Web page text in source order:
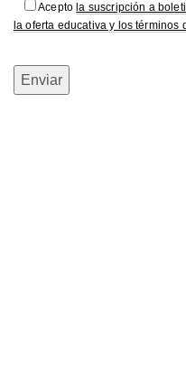
Acepto la suscripción a
la oferta educativa y los términos